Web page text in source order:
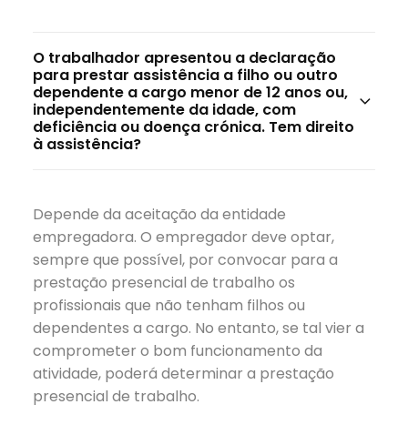
O trabalhador apresentou a declaração
para prestar assistência a filho ou outro
dependente a cargo menor de 12 anos ou,
independentemente da idade, com
deficiência ou doença crónica. Tem direito
à assistência?
Depende da aceitação da entidade
empregadora. O empregador deve optar,
sempre que possível, por convocar para a
prestação presencial de trabalho os
profissionais que não tenham filhos ou
dependentes a cargo. No entanto, se tal vier a
comprometer o bom funcionamento da
atividade, poderá determinar a prestação
presencial de trabalho.